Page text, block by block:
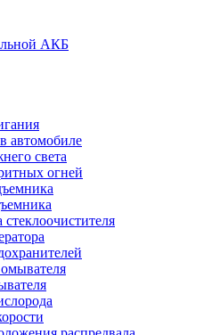
АКБ
автомобиле
света
огней